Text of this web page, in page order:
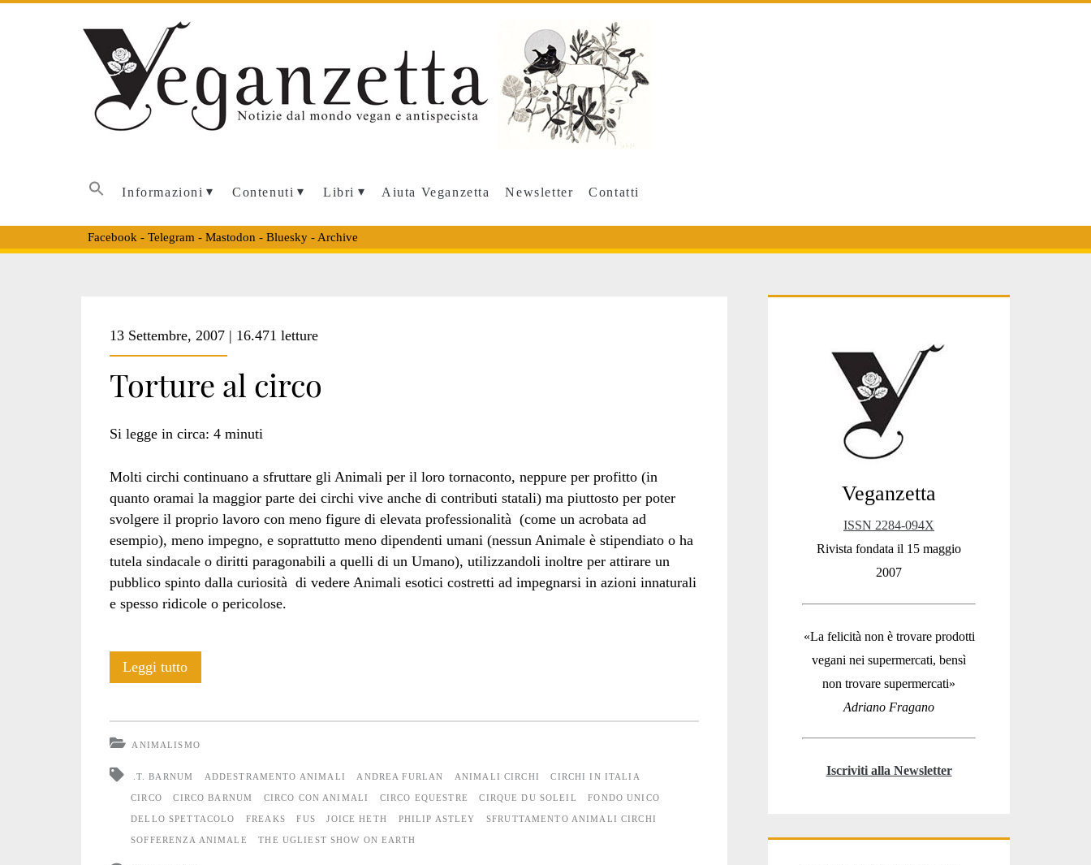
Informazioni Contenuti Libri Aiuta Veganzetta Newsletter Contatti
Facebook - Telegram - Mastodon - Bluesky- Archive
<span>Fondo
Unico
dello
Spettacolo</span>
13 Settembre, 2007 | 16.471 letture
Torture al circo
Si legge in circa: 4 minuti
Molti circhi continuano a sfruttare gli Animali per il loro tornaconto, neppure per profitto (in
quanto oramai la maggior parte dei circhi vive anche di contributi statali) ma piuttosto per poter
svolgere il proprio lavoro con meno figure di elevata professionalità (come un acrobata ad
esempio), meno impegno, e soprattutto meno dipendenti umani (nessun Animale è stipendiato o ha
tutela sindacale o diritti paragonabili a quelli di un Umano), utilizzandoli inoltre per attirare un
pubblico spinto dalla curiosità di vedere Animali esotici costretti ad impegnarsi in azioni innaturali
e spesso ridicole o pericolose.
Leggi tuttoTorture
ANIMALISMO
.T. BARNUM ADDESTRAMENTO ANIMALI ANDREA FURLAN ANIMALI CIRCHI CIRCHI IN ITALIA
CIRCO CIRCO BARNUM CIRCO CON ANIMALI CIRCO EQUESTRE CIRQUE DU SOLEIL FONDO UNICO
DELLO SPETTACOLO FREAKS FUS JOICE HETH PHILIP ASTLEY SFRUTTAMENTO ANIMALI CIRCHI
SOFFERENZA ANIMALE THE UGLIEST SHOW ON EARTH
Sidebar
Veganzetta
ISSN 2284-094X
Rivista fondata il 15 maggio
2007
«La felicità non è trovare prodotti
vegani nei supermercati, bensì
non trovare supermercati»
Adriano Fragano
Iscriviti alla Newsletter